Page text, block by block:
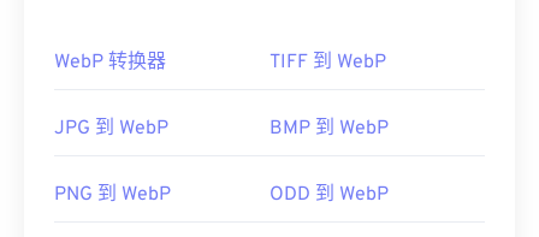
默认打开 WebP 的程序是
Google
文件也可在GIMP Microsoft Paint上自动打开。除
式。
WebP 转换器 TIFF 到 WebP
JPG 到 WebP BMP 到 WebP
PNG 到 WebP ODD 到 WebP